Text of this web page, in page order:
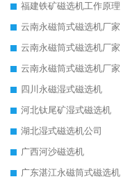
福建铁矿磁选机工作原理
云南永磁筒式磁选机厂家
云南永磁筒式磁选机厂家
云南永磁筒式磁选机厂家
四川永磁湿式磁选机
河北钛尾矿湿式磁选机
湖北湿式磁选机公司
广西河沙磁选机
广东湛江永磁筒式磁选机